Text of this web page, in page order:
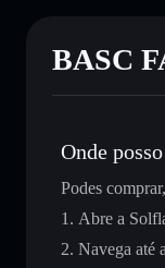
BASC
Onde
Podes
Abre a
Navega até